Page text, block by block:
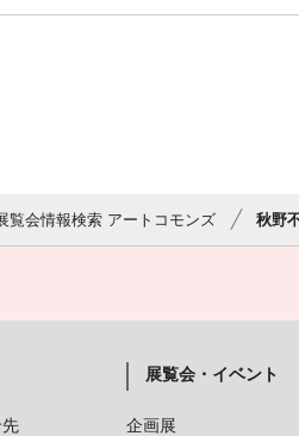
覧会情報検索 アートコモンズ 秋野
展覧会・イベント
企画展